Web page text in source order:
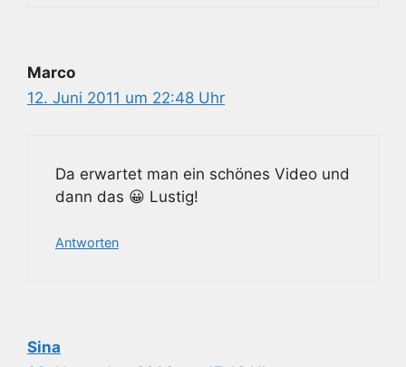
Marco
12. Juni 2011 um 22:48 Uhr
Da erwartet man ein schönes Video und
dann das 😀 Lustig!
Antworten
Sina